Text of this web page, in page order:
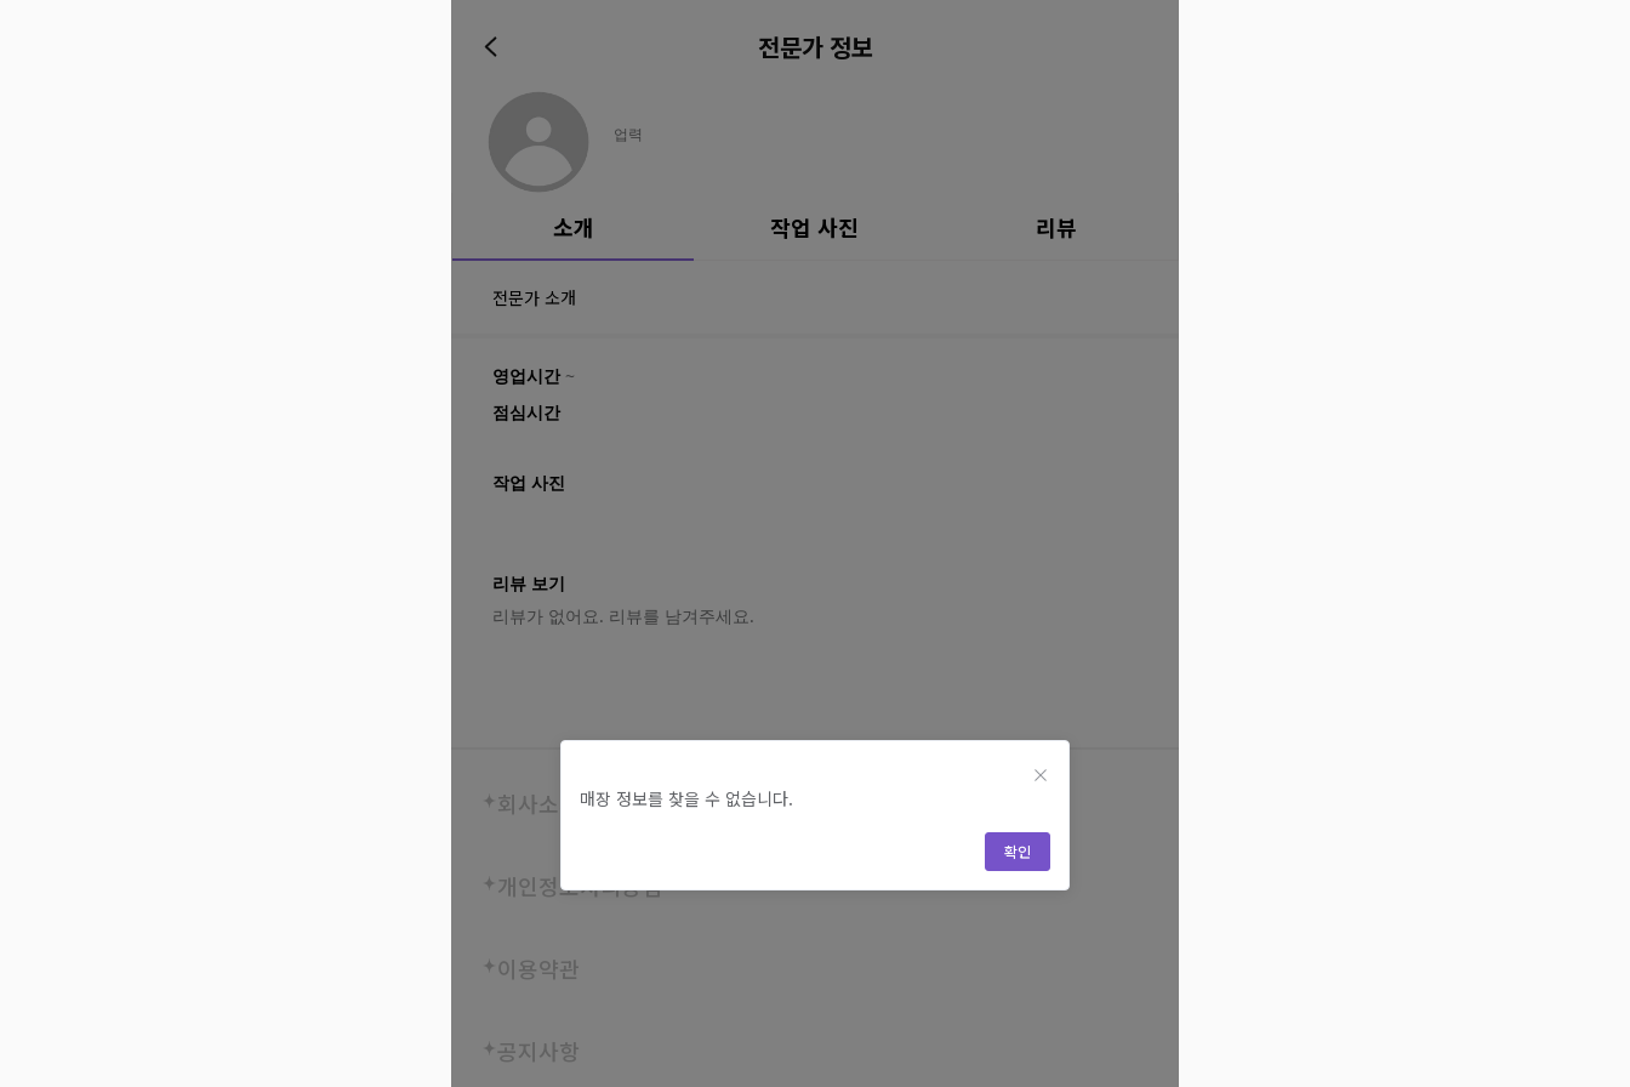
전문가 정보
업력
소개 작업 사진 리뷰
전문가 소개
영업시간 ~
점심시간
작업 사진
리뷰 보기
리뷰가 없어요. 리뷰를 남겨주세요.
회사소개
개인정보처리방침
이용약관
공지사항
매장 정보를 찾을 수 없습니다.
확인